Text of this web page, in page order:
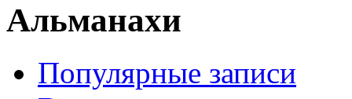
Альманахи
Популярные записи